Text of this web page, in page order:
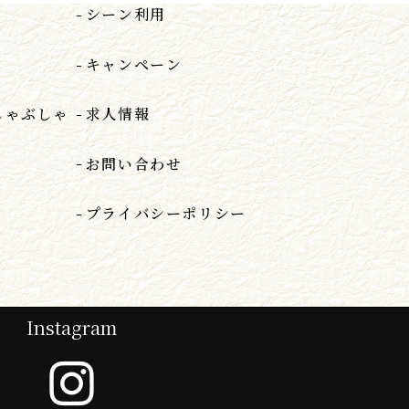
ぶしゃ
シーン利用
キャンペーン
求人情報
お問い合わせ
プライバシーポリシー
Instagram